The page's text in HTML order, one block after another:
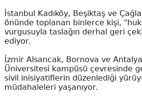
İstanbul Kadıköy, Beşiktaş ve
önünde toplanan binlerce kişi,
vurgusuyla taslağın derhal geri
ediyor.
İzmir Alsancak, Bornova ve
Üniversitesi kampüsü çevresinde
sivil inisiyatiflerin düzenlediği
müdahaleleri yaşanıyor.